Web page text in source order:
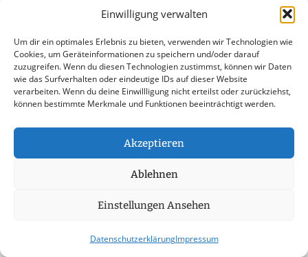
Einwilligung verwalten
Um dir ein optimales Erlebnis zu bieten, verwenden wir Technologien wie
Cookies, um Geräteinformationen zu speichern und/oder darauf
zuzugreifen. Wenn du diesen Technologien zustimmst, können wir Daten
wie das Surfverhalten oder eindeutige IDs auf dieser Website
verarbeiten. Wenn du deine Einwillligung nicht erteilst oder zurückziehst,
können bestimmte Merkmale und Funktionen beeinträchtigt werden.
Akzeptieren
Ablehnen
Einstellungen Ansehen
DatenschutzerklärungImpressum
Dachversiegelung in Friedrichsthal
Dachversiegelung in Püttlingen
Dachversiegelung in Sankt Ingbert
Dachversiegelung in Homburg
Dachversiegelung in Blieskastel
Dachversiegelung in Bexbach
Dachversiegelung in Kirkel
Dachversiegelung in Illingen
Dachversiegelung in Ottweiler
Dachversiegelung in Schiffweiler